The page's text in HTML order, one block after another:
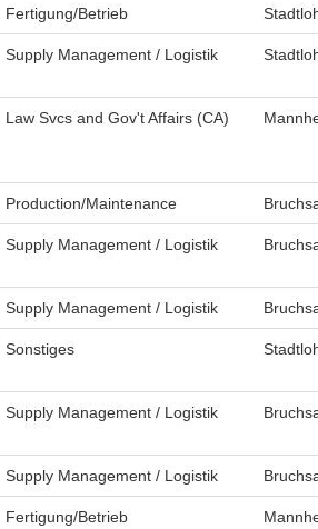
Fertigung/Betrieb
Supply Management / Logistik
Law Svcs and Gov't Affairs (CA)
Production/Maintenance
Supply Management / Logistik
Supply Management / Logistik
Sonstiges
Supply Management / Logistik
Supply Management / Logistik
Fertigung/Betrieb